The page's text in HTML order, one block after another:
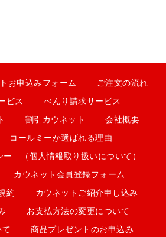
お申込みフォーム ご注文の流れ
ビス べんり請求サービス
割引カウネット 会社概要
コールミーか選ばれる理由
ー （個人情報取り扱いについて）
カウネット会員登録フォーム
約 カウネットご紹介申し込み
お支払方法の変更について
て 商品プレゼントのお申込み